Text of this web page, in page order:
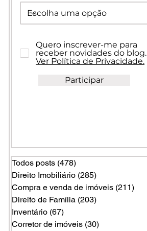
Quero inscrever-me para
receber novidades do blog.
Ver Política de Privacidade.
Participar
Todos posts (478)
Direito Imobiliário (285)
Compra e venda de imóveis (211)
Direito de Família (203)
Inventário (67)
Corretor de imóveis (30)